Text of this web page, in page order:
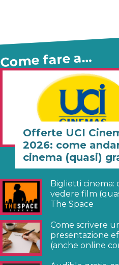
Come fare a…
Offerte UCI
2026: come
cinema (quasi)
Biglietti cinema:
vedere film
The Space
Come scrivere
presentazione
(anche online